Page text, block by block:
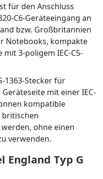
für den Anschluss
C6-Geräteeingang an
bzw. Großbritannien
Notebooks, kompakte
3-poligem IEC-C5-
1363-Stecker für
mit einer IEC-
kompatible
ohne einen
verwenden.
England Typ G